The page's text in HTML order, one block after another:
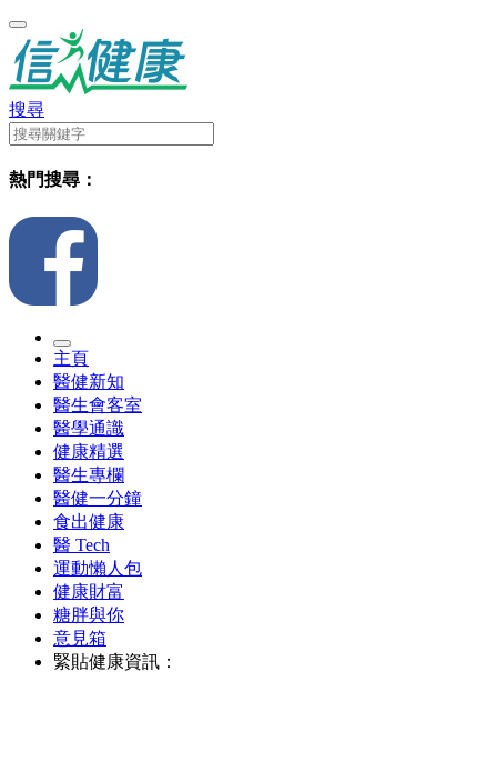
搜尋
熱門搜尋：
主頁
醫健新知
醫生會客室
醫學通識
健康精選
醫生專欄
醫健一分鐘
食出健康
醫 Tech
運動懶人包
健康財富
糖胖與你
意見箱
緊貼健康資訊：